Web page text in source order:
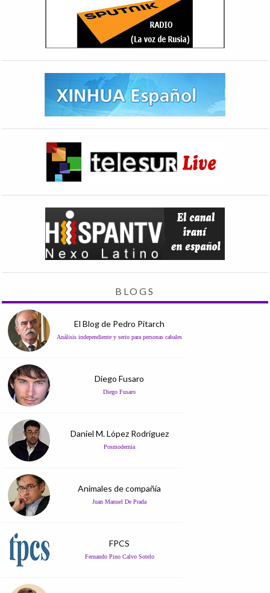
BLOGS
El Blog de Pedro Pitarch
Análisis independiente y serio para personas cabales
Diego Fusaro
Diego Fusaro
Daniel M. López Rodríguez
Posmodernia
Animales de compañía
Juan Manuel De Prada
FPCS
Fernando Pino Calvo Sotelo